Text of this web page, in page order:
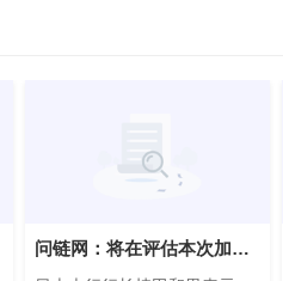
问链网：将在评估本次加息带来的影响后，再决定是否加息